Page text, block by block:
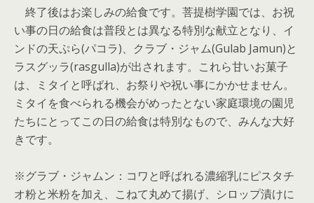
終了後はお楽しみの給食です。菩提樹学園では、お祝
い事の日の給食は普段とは異なる特別な献立となり、イ
ンドの天ぷら(パコラ)、クラブ・ジャム(Gulab Jamun)と
ラスグッラ(rasgulla)が出されます。これら甘いお菓子
は、ミタイと呼ばれ、お祭りや祝い事にかかせません。
ミタイを食べられる機会がめったとない家庭環境の園児
たちにとってこの日の給食は特別なもので、みんな大好
きです。
※グラブ・ジャムン：コワと呼ばれる濃縮乳にピスタチ
オ粉と米粉を加え、こねて丸めて揚げ、シロップ漬けに